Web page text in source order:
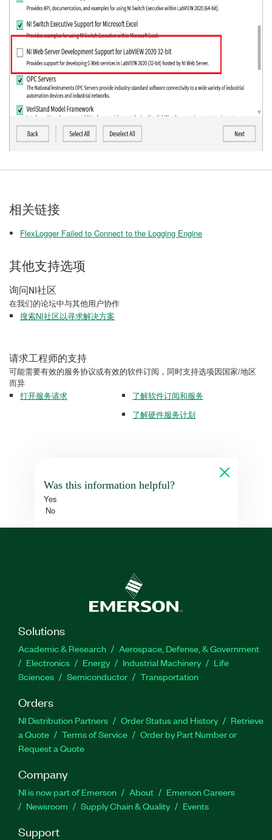
相关链接
FlexLogger Failed to Connect to the Logging Engine
其他支持选项
询问NI社区
在我们的论坛中与其他用户协作
搜索NI社区以寻求解决方案
请求工程师的支持
可能需要有效的服务协议或有效的软件订阅，同时支持选项因国家/地区
而异
打开服务请求
了解软件订阅和服务
了解硬件服务计划
Was this information helpful?
Yes
No
Solutions
Academic & Research
Aerospace, Defense, & Government
Electronics
Energy Industrial Machinery
Life
Sciences
Semiconductor Transportation
Orders
NI Distribution Partners Order Status and History
Retrieve
a Quote
Terms of Service
Order by Part Number or
Request a Quote
Company
NI is now part of Emerson About
Emerson Careers
Newsroom
Supply Chain & Quality Events
Support